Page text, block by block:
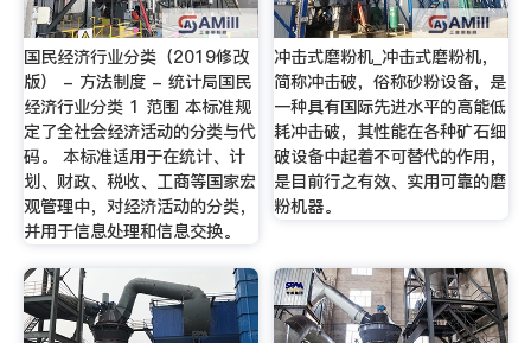
国民经济行业分类（2019修改
版） - 方法制度 - 统计局国民
经济行业分类 1 范围 本标准规
定了全社会经济活动的分类与代
码。 本标准适用于在统计、计
划、财政、税收、工商等国家宏
观管理中，对经济活动的分类，
并用于信息处理和信息交换。
冲击式磨粉机_冲击式磨粉机，
简称冲击破，俗称砂粉设备，是
一种具有国际先进水平的高能低
耗冲击破，其性能在各种矿石细
破设备中起着不可替代的作用，
是目前行之有效、实用可靠的磨
粉机器。